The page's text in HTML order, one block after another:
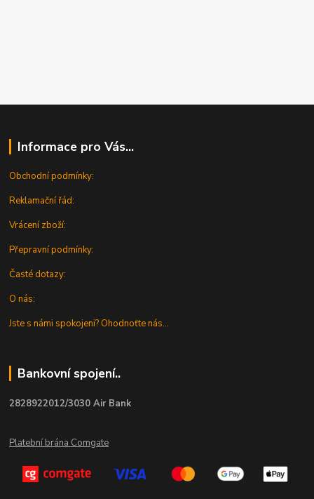
Informace pro Vás...
Obchodní podmínky:
Reklamační řád:
Vrácení zboží:
Přepravní podmínky:
Časté dotazy:
O nás:
Jste s námi spokojeni? Ohodnoťte nás...
Bankovní spojení..
2828922012/3030 Air Bank
Platební brána Comgate